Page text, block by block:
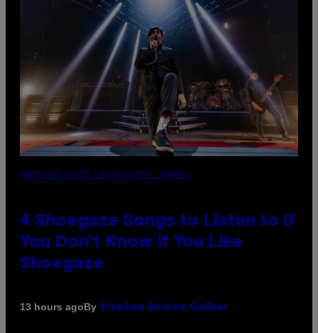
PHOTO BY SCOTT LEGATO/GETTY IMAGES
4 Shoegaze Songs to Listen to if
You Don’t Know if You Like
Shoegaze
13 hours agoBy Stephen Andrew Galiher